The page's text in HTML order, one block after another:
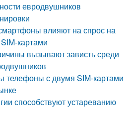
евродвушников
влияют на спрос на
картами
вызывают зависть среди
телефоны с двумя SIM-картами
способствуют устареванию